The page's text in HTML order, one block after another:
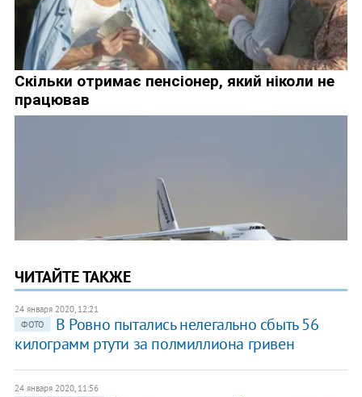
ЧИТАЙТЕ ТАКЖЕ
24 января 2020, 12:21
ФОТО
В Ровно пытались нелегально сбыть 56
килограмм ртути за полмиллиона гривен
24 января 2020, 11:56